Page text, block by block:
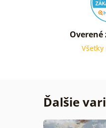
Všetky
Ďalšie